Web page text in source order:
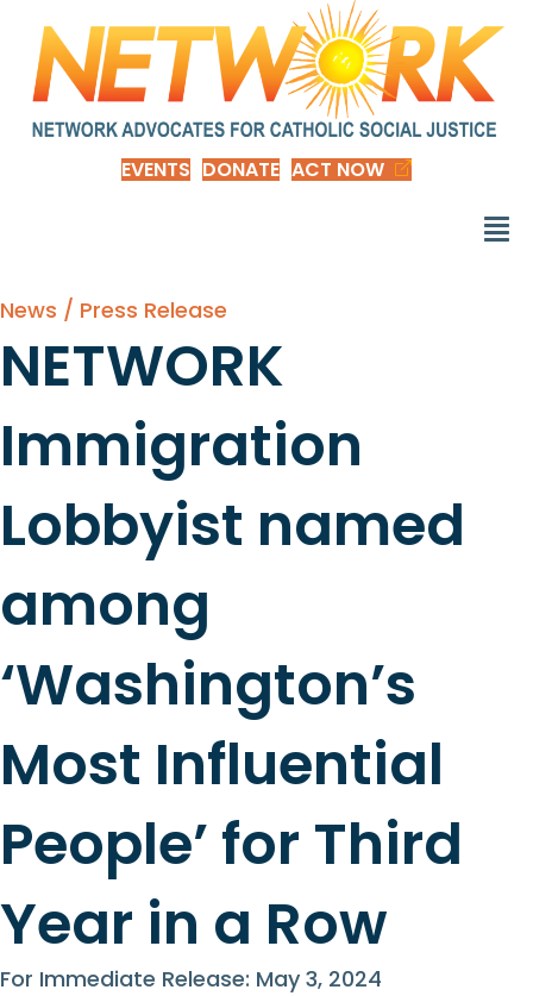
EVENTS DONATE ACT NOW
News / Press Release
NETWORK
Immigration
Lobbyist named
among
‘Washington’s
Most Influential
People’ for Third
Year in a Row
For Immediate Release: May 3, 2024